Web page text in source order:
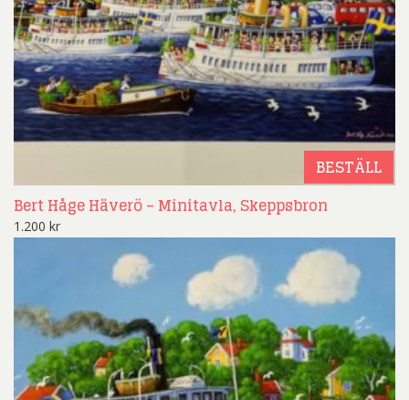
BESTÄLL
Bert Håge Häverö – Minitavla, Skeppsbron
1.200 kr